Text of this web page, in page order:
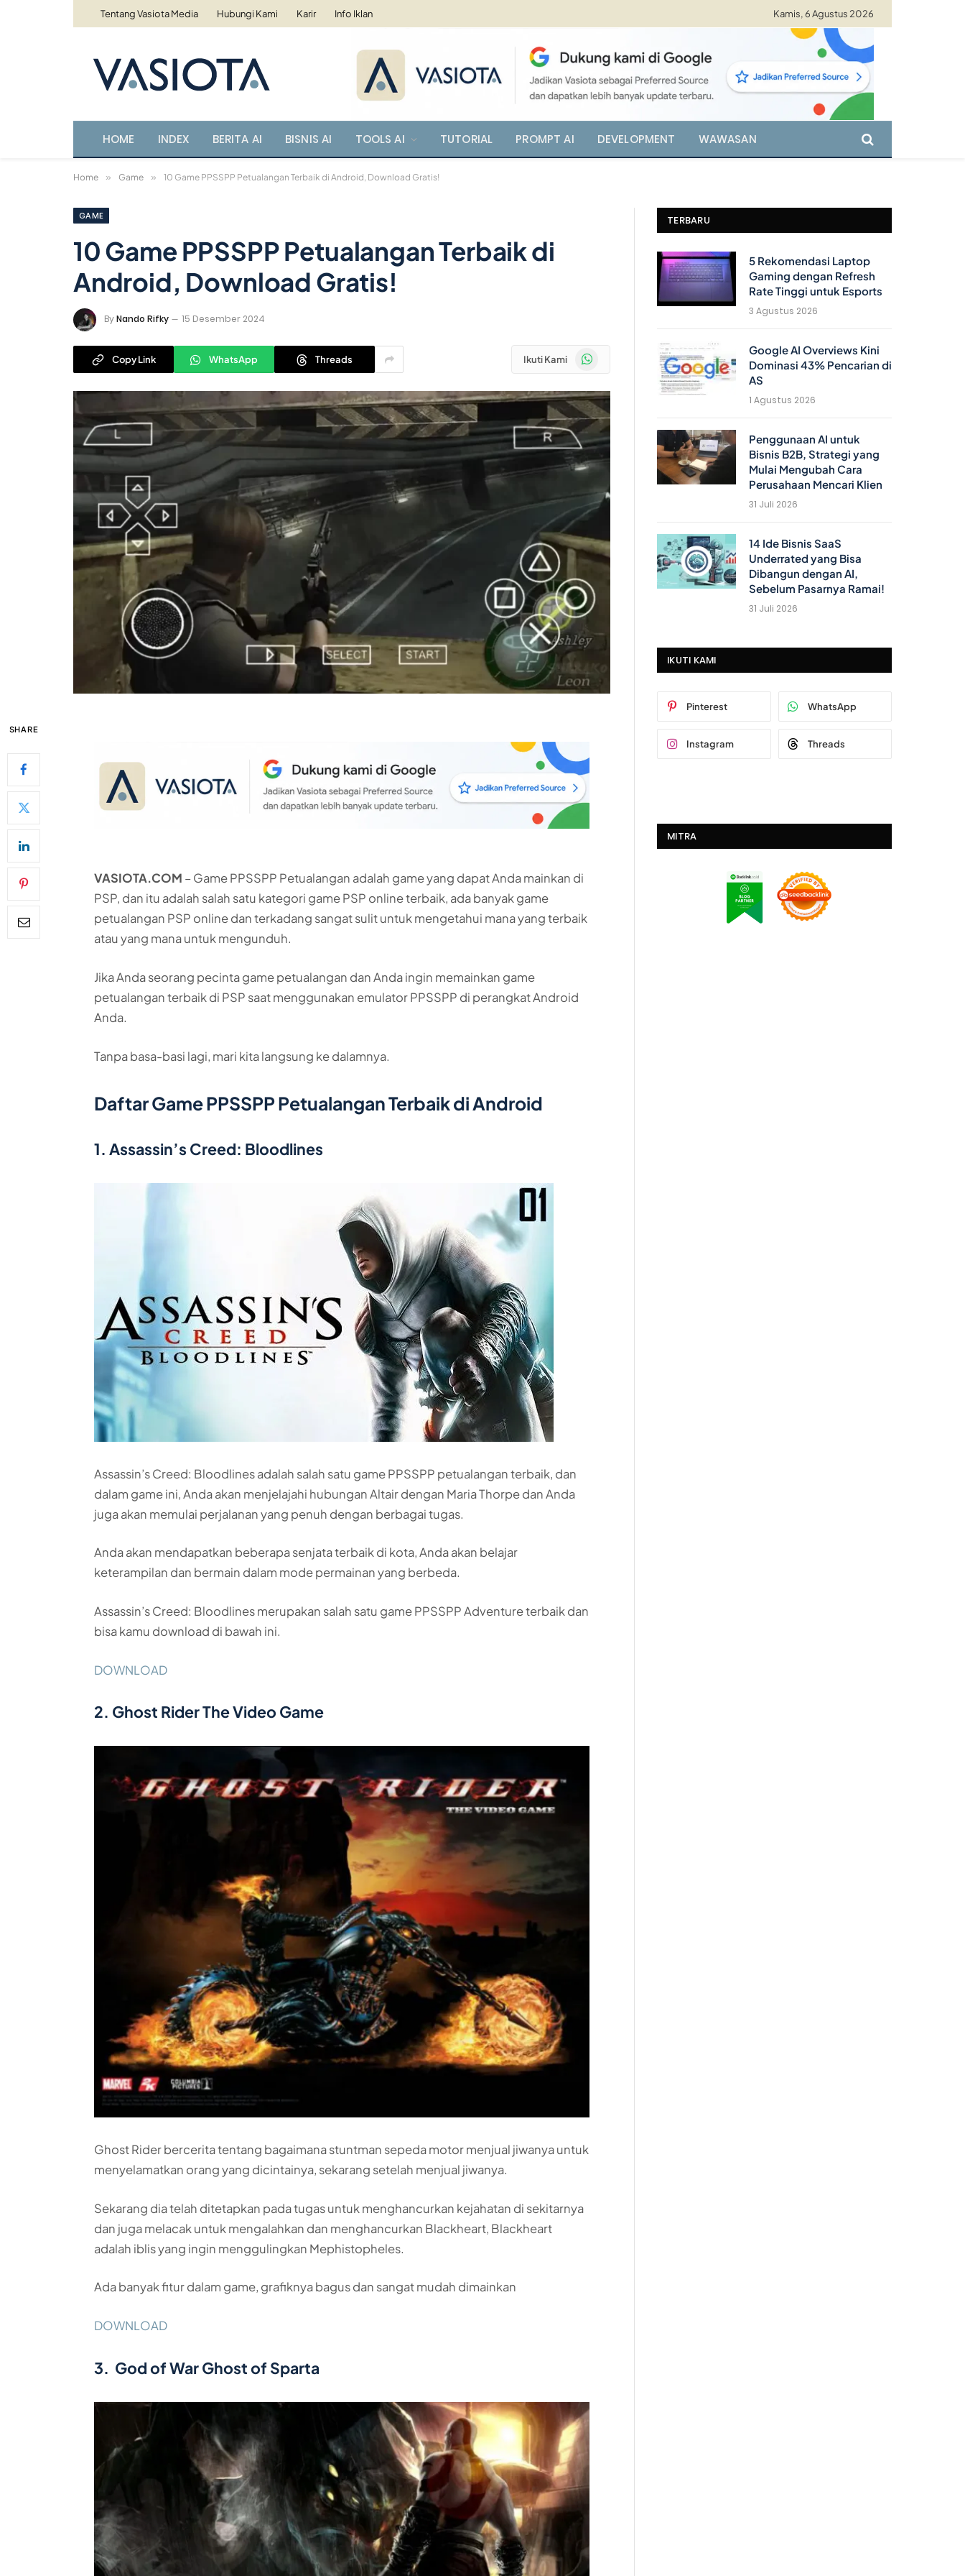
Tentang Vasiota Media Hubungi Kami Karir Info Iklan Kamis, 6 Agustus 2026
HOME INDEX BERITA AI BISNIS AI TOOLS AI TUTORIAL PROMPT AI DEVELOPMENT WAWASAN
Home » Game » 10 Game PPSSPP Petualangan Terbaik di Android, Download Gratis!
GAME
10 Game PPSSPP Petualangan Terbaik di
Android, Download Gratis!
ByNando Rifky 15 Desember 2024
Copy Link WhatsApp Threads Ikuti Kami WhatsApp
SHARE
VASIOTA.COM – Game PPSSPP Petualangan adalah game yang dapat Anda mainkan di
PSP, dan itu adalah salah satu kategori game PSP online terbaik, ada banyak game
petualangan PSP online dan terkadang sangat sulit untuk mengetahui mana yang terbaik
atau yang mana untuk mengunduh.
Jika Anda seorang pecinta game petualangan dan Anda ingin memainkan game
petualangan terbaik di PSP saat menggunakan emulator PPSSPP di perangkat Android
Anda.
Tanpa basa-basi lagi, mari kita langsung ke dalamnya.
Daftar Game PPSSPP Petualangan Terbaik di Android
1. Assassin’s Creed: Bloodlines
Assassin’s Creed: Bloodlines adalah salah satu game PPSSPP petualangan terbaik, dan
dalam game ini, Anda akan menjelajahi hubungan Altair dengan Maria Thorpe dan Anda
juga akan memulai perjalanan yang penuh dengan berbagai tugas.
Anda akan mendapatkan beberapa senjata terbaik di kota, Anda akan belajar
keterampilan dan bermain dalam mode permainan yang berbeda.
Assassin’s Creed: Bloodlines merupakan salah satu game PPSSPP Adventure terbaik dan
bisa kamu download di bawah ini.
DOWNLOAD
2. Ghost Rider The Video Game
Ghost Rider bercerita tentang bagaimana stuntman sepeda motor menjual jiwanya untuk
menyelamatkan orang yang dicintainya, sekarang setelah menjual jiwanya.
Sekarang dia telah ditetapkan pada tugas untuk menghancurkan kejahatan di sekitarnya
dan juga melacak untuk mengalahkan dan menghancurkan Blackheart, Blackheart
adalah iblis yang ingin menggulingkan Mephistopheles.
Ada banyak fitur dalam game, grafiknya bagus dan sangat mudah dimainkan
DOWNLOAD
3. God of War Ghost of Sparta
TERBARU
5 Rekomendasi Laptop
Gaming dengan Refresh
Rate Tinggi untuk Esports
3 Agustus 2026
Google AI Overviews Kini
Dominasi 43% Pencarian di
AS
1 Agustus 2026
Penggunaan AI untuk
Bisnis B2B, Strategi yang
Mulai Mengubah Cara
Perusahaan Mencari Klien
31 Juli 2026
14 Ide Bisnis SaaS
Underrated yang Bisa
Dibangun dengan AI,
Sebelum Pasarnya Ramai!
31 Juli 2026
IKUTI KAMI
Pinterest WhatsApp
Instagram Threads
MITRA